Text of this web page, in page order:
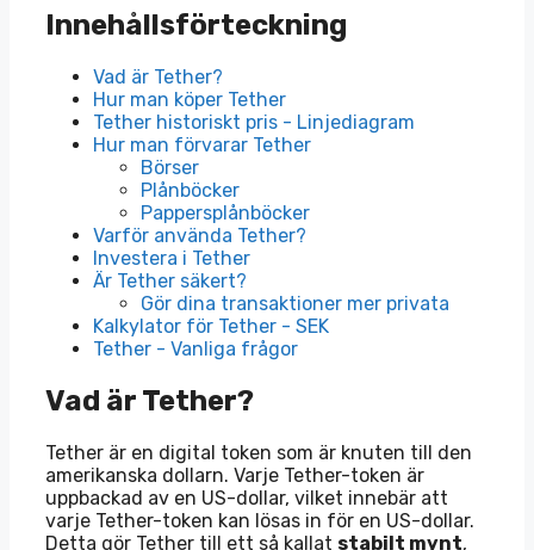
Innehållsförteckning
Vad är Tether?
Hur man köper Tether
Tether historiskt pris - Linjediagram
Hur man förvarar Tether
Börser
Plånböcker
Pappersplånböcker
Varför använda Tether?
Investera i Tether
Är Tether säkert?
Gör dina transaktioner mer privata
Kalkylator för Tether - SEK
Tether - Vanliga frågor
Vad är Tether?
Tether är en digital token som är knuten till den
amerikanska dollarn. Varje Tether-token är
uppbackad av en US-dollar, vilket innebär att
varje Tether-token kan lösas in för en US-dollar.
Detta gör Tether till ett så kallat stabilt mynt,